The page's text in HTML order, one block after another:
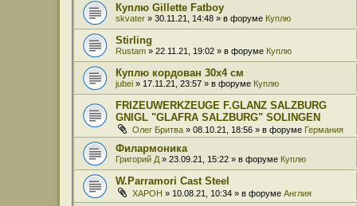
Куплю Gillette Fatboy
skvater » 30.11.21, 14:48 » в форуме Куплю
Stirling
Rustam » 22.11.21, 19:02 » в форуме Куплю
Куплю кордован 30x4 см
jubei » 17.11.21, 23:57 » в форуме Куплю
FRIZEUWERKZEUGE F.GLANZ SALZBURG
GNIGL "GLAFRA SALZBURG" SOLINGEN
Олег Бритва » 08.10.21, 18:56 » в форуме Германия
Филармоника
Григорий Д » 23.09.21, 15:22 » в форуме Куплю
W.Parramori Cast Steel
XAPOH » 10.08.21, 10:34 » в форуме Англия